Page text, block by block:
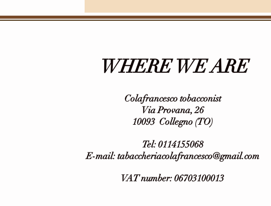
WHERE WE ARE
Colafrancesco tobacconist
Via Provana, 26
10093 Collegno (TO)
Tel: 0114155068
E-mail:tabaccheriacolafrancesco@gmail.com
VAT number: 06703100013